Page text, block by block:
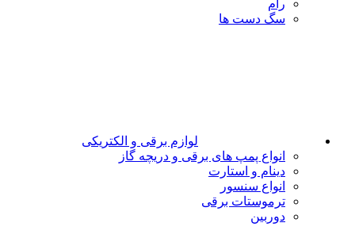
رام
سگ دست ها
لوازم برقی و الکتریکی
انواع پمپ های برقی و دریچه گاز
دینام و استارت
انواع سنسور
ترموستات برقی
دوربین